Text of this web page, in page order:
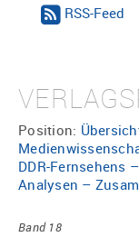
RSS-Feed
Position:
DDR-Fernsehens
Analysen –
Band 18